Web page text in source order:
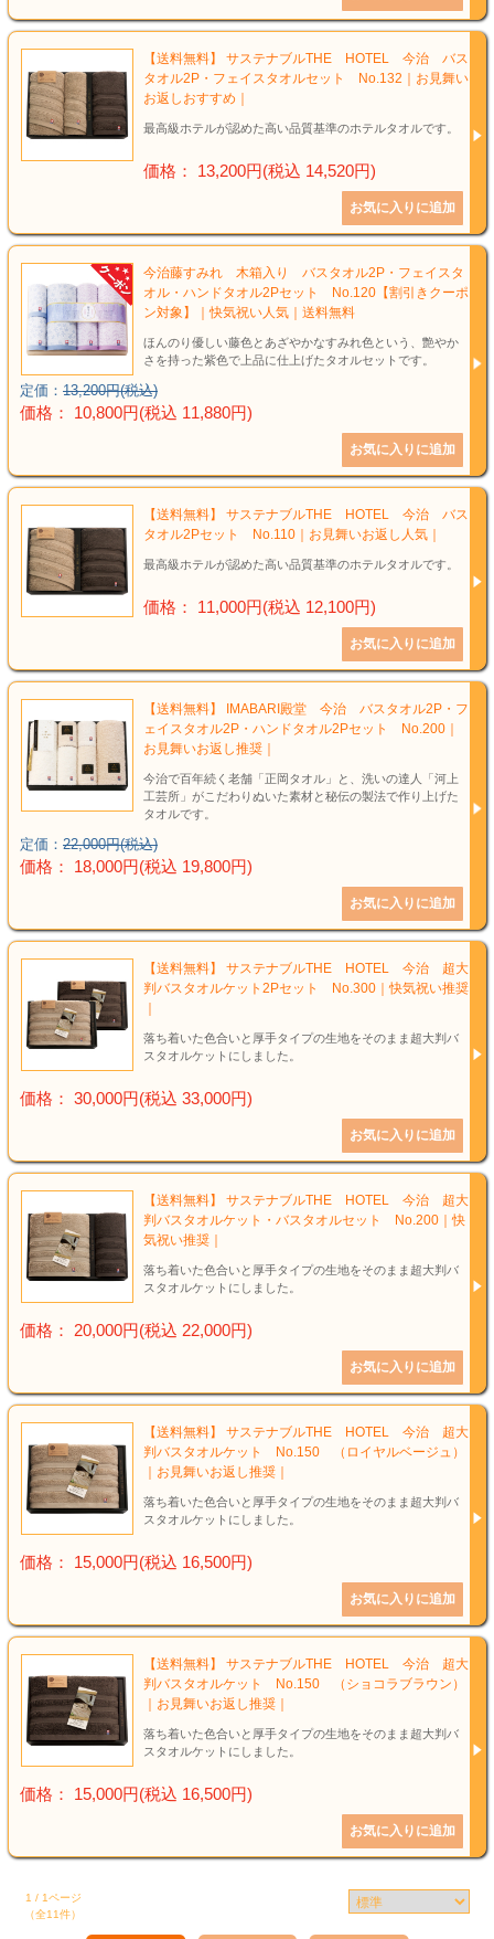
【送料無料】 サステナブルTHE HOTEL 今治 バス
タオル2P・フェイスタオルセット No.132｜お見舞い
お返しおすすめ｜
最高級ホテルが認めた高い品質基準のホテルタオルです。
価格： 13,200円(税込 14,520円)
今治藤すみれ 木箱入り バスタオル2P・フェイスタ
オル・ハンドタオル2Pセット No.120【割引きクーポ
ン対象】｜快気祝い人気｜送料無料
ほんのり優しい藤色とあざやかなすみれ色という、艶やか
さを持った紫色で上品に仕上げたタオルセットです。
定価： 13,200円(税込)
価格： 10,800円(税込 11,880円)
【送料無料】 サステナブルTHE HOTEL 今治 バス
タオル2Pセット No.110｜お見舞いお返し人気｜
最高級ホテルが認めた高い品質基準のホテルタオルです。
価格： 11,000円(税込 12,100円)
【送料無料】 IMABARI殿堂 今治 バスタオル2P・フ
ェイスタオル2P・ハンドタオル2Pセット No.200｜
お見舞いお返し推奨｜
今治で百年続く老舗「正岡タオル」と、洗いの達人「河上
工芸所」がこだわりぬいた素材と秘伝の製法で作り上げた
タオルです。
定価： 22,000円(税込)
価格： 18,000円(税込 19,800円)
【送料無料】 サステナブルTHE HOTEL 今治 超大
判バスタオルケット2Pセット No.300｜快気祝い推奨
落ち着いた色合いと厚手タイプの生地をそのまま超大判バ
スタオルケットにしました。
価格： 30,000円(税込 33,000円)
【送料無料】 サステナブルTHE HOTEL 今治 超大
判バスタオルケット・バスタオルセット No.200｜快
気祝い推奨｜
落ち着いた色合いと厚手タイプの生地をそのまま超大判バ
スタオルケットにしました。
価格： 20,000円(税込 22,000円)
【送料無料】 サステナブルTHE HOTEL 今治 超大
判バスタオルケット No.150 （ロイヤルベージュ）
｜お見舞いお返し推奨｜
落ち着いた色合いと厚手タイプの生地をそのまま超大判バ
スタオルケットにしました。
価格： 15,000円(税込 16,500円)
【送料無料】 サステナブルTHE HOTEL 今治 超大
判バスタオルケット No.150 （ショコラブラウン）
｜お見舞いお返し推奨｜
落ち着いた色合いと厚手タイプの生地をそのまま超大判バ
スタオルケットにしました。
価格： 15,000円(税込 16,500円)
1 / 1ページ
（全11件）